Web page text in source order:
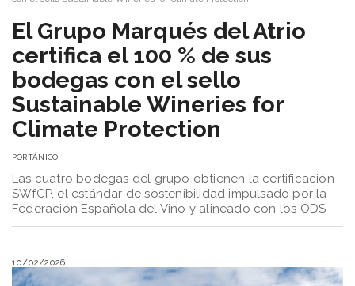
El Grupo Marqués del Atrio
certifica el 100 % de sus
bodegas con el sello
Sustainable Wineries for
Climate Protection
PORTÁNICO
Las cuatro bodegas del grupo obtienen la certificación
SWfCP, el estándar de sostenibilidad impulsado por la
Federación Española del Vino y alineado con los ODS
10/02/2026